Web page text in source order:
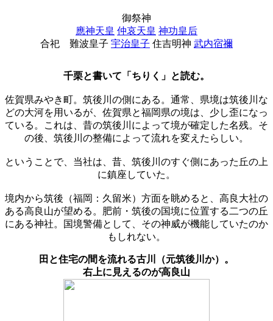
御祭神
應神天皇 仲哀天皇 神功皇后
合祀 難波皇子 宇治皇子 住吉明神 武内宿禰
千栗と書いて「ちりく」と読む。
佐賀県みやき町。筑後川の側にある。通常、県境は筑後川な
どの大河を用いるが、佐賀県と福岡県の境は、少し歪になっ
ている。これは、昔の筑後川によって境が確定した名残。そ
の後、筑後川の整備によって流れを変えたらしい。
ということで、当社は、昔、筑後川のすぐ側にあった丘の上
に鎮座していた。
境内から筑後（福岡：久留米）方面を眺めると、高良大社の
ある高良山が望める。肥前・筑後の国境に位置する二つの丘
にある神社。国境警備として、その神威が機能していたのか
もしれない。
田と住宅の間を流れる古川（元筑後川か）。
右上に見えるのが高良山